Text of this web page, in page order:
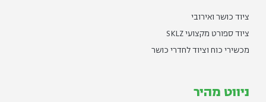
ציוד כושר ואירובי
ציוד ספורט מקצועי SKLZ
מכשירי כוח וציוד לחדרי כושר
ניווט מהיר